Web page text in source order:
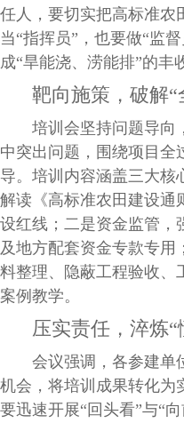
任人，要切实把高标准农
当“指挥员”，也要做“监
成“旱能浇、涝能排”的丰
靶向施策，破解
培训会坚持问题导向
中突出问题，围绕项目全
导。培训内容涵盖三大核
解读《高标准农田建设通
设红线；二是资金监管，
及地方配套资金专款专用
料整理、隐蔽工程验收、
案例教学。
压实责任，淬炼
会议强调，各参建单
机会，将培训成果转化为
要迅速开展“回头看”与“